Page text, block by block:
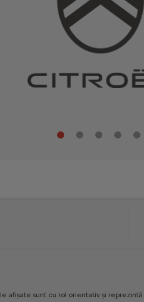
afișate sunt cu rol orientativ și reprezintă